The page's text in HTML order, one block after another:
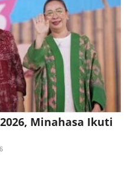
Minahasa Ikuti